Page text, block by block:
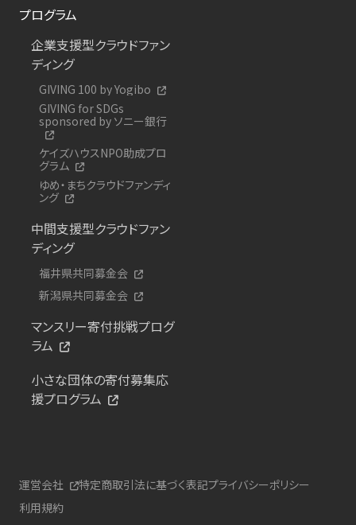
プログラム
企業支援型クラウドファン
ディング
GIVING 100 by Yogibo
GIVING for SDGs
sponsored by ソニー銀行
ケイズハウスNPO助成プロ
グラム
ゆめ・まちクラウドファンディ
ング
中間支援型クラウドファン
ディング
福井県共同募金会
新潟県共同募金会
マンスリー寄付挑戦プログ
ラム
小さな団体の寄付募集応
援プログラム
運営会社 特定商取引法に基づく表記プライバシーポリシー
利用規約